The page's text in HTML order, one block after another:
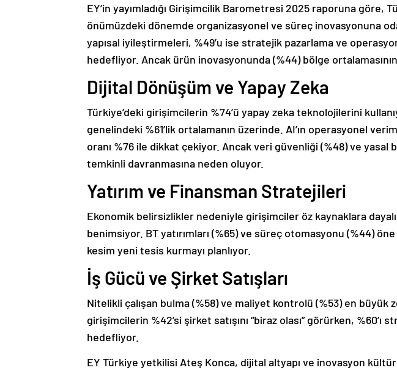
EY’in yayımladığı Girişimcilik Barometresi 2025 raporuna göre,
önümüzdeki dönemde organizasyonel ve süreç inovasyonuna
yapısal iyileştirmeleri, %49’u ise stratejik pazarlama ve
hedefliyor. Ancak ürün inovasyonunda (%44) bölge
Dijital Dönüşüm ve Yapay Zeka
Türkiye’deki girişimcilerin %74’ü yapay zeka teknolojilerini
genelindeki %61’lik ortalamanın üzerinde. AI’ın operasyonel
oranı %76 ile dikkat çekiyor. Ancak veri güvenliği (%48) ve
temkinli davranmasına neden oluyor.
Yatırım ve Finansman Stratejileri
Ekonomik belirsizlikler nedeniyle girişimciler öz kaynaklara
benimsiyor. BT yatırımları (%65) ve süreç otomasyonu (%44) öne
kesim yeni tesis kurmayı planlıyor.
İş Gücü ve Şirket Satışları
Nitelikli çalışan bulma (%58) ve maliyet kontrolü (%53) en büyük
girişimcilerin %42’si şirket satışını “biraz olası” görürken,
hedefliyor.
EY Türkiye yetkilisi Ateş Konca, dijital altyapı ve inovasyon